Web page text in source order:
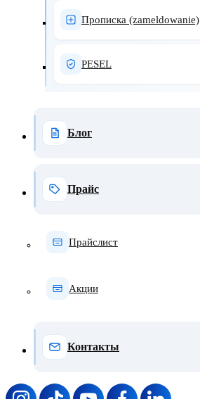
Прописка (zameldowanie)
PESEL
Блог
Прайс
Прайслист
Акции
Контакты